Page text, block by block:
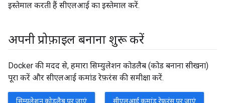
इस्तेमाल करती हैं सीएलआई का इस्तेमाल करें.
अपनी प्रोफ़ाइल बनाना शुरू करें
Docker की मदद से, हमारा सिम्युलेशन कोडलैब (कोड बनाना सीखना)
पूरा करें और सीएलआई कमांड रेफ़रंस की समीक्षा करें.
सिम्युलेशन कोडलैब पर जाएं सीएलआई कमांड रेफ़रंस पर जाएं